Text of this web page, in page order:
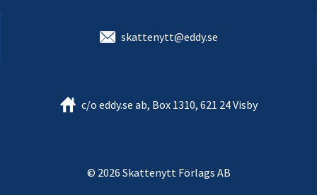
skattenytt@eddy.se
c/o eddy.se ab, Box 1310, 621 24 Visby
© 2026 Skattenytt Förlags AB